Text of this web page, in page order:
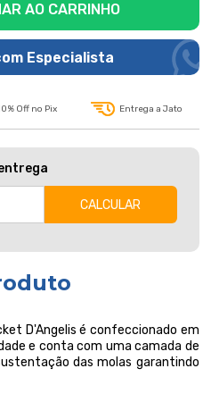
AO CARRINHO
Especialista
Off no Pix Entrega a Jato
D'Angelis é confeccionado em
e conta com uma camada de
das molas garantindo